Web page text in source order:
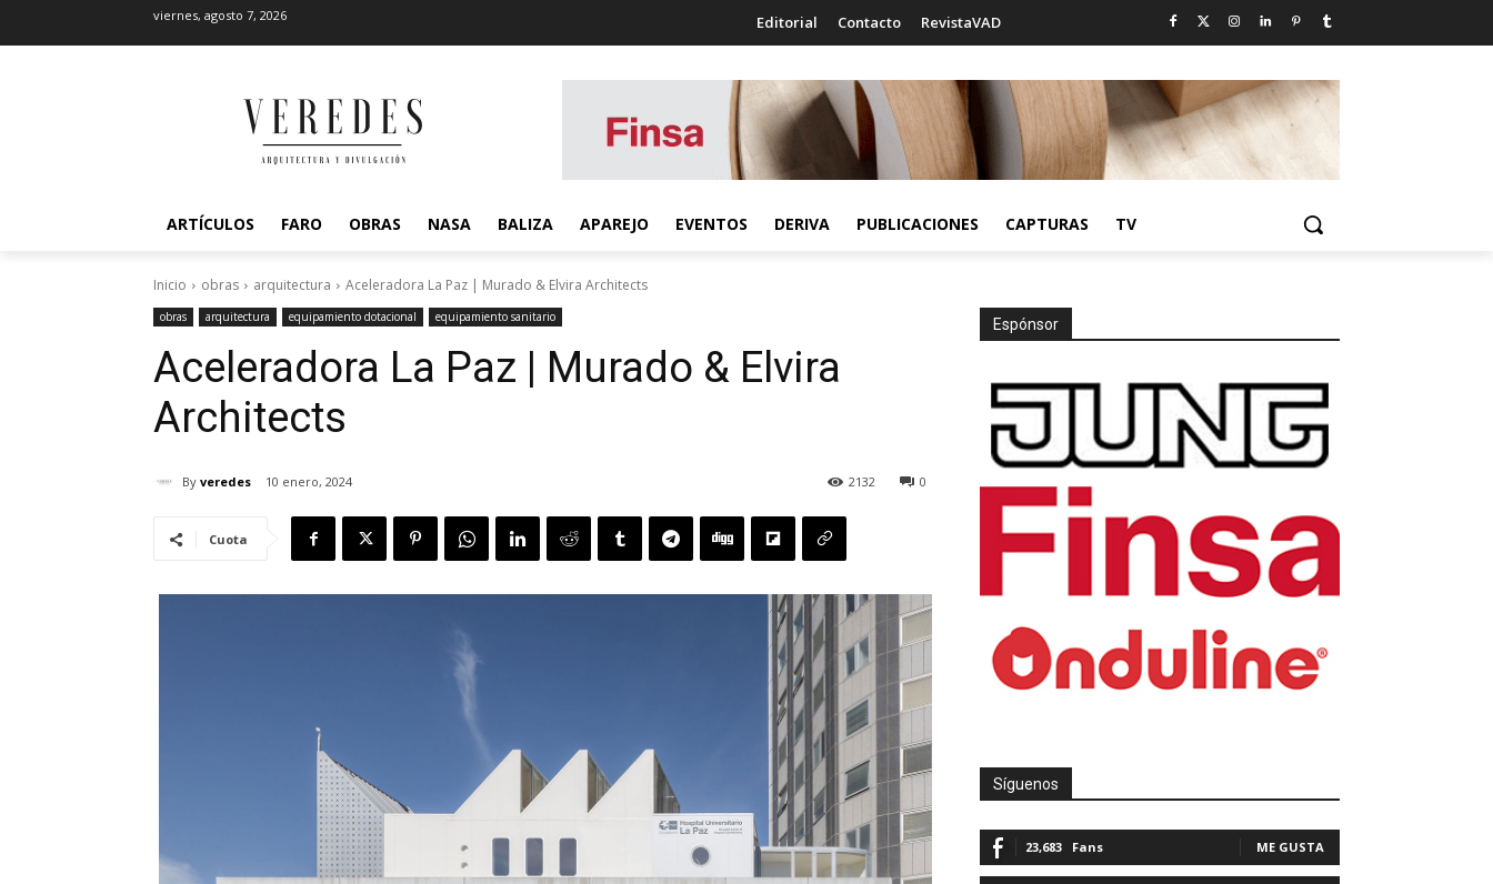
viernes, agosto 7, 2026 Editorial Contacto RevistaVAD
ARTÍCULOS FARO OBRAS NASA BALIZA APAREJO EVENTOS DERIVA PUBLICACIONES CAPTURAS TV
Inicio obras arquitectura Aceleradora La Paz | Murado & Elvira Architects
obras arquitectura equipamiento dotacional equipamiento sanitario
Aceleradora La Paz | Murado & Elvira
Architects
By veredes 10 enero, 2024 0
2132
Cuota
Espónsor
Síguenos
23,683 Fans ME GUSTA